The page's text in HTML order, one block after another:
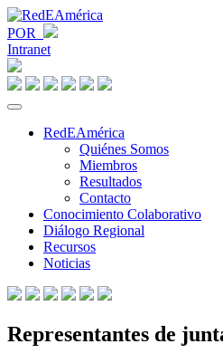
POR
Intranet
RedEAmérica
Quiénes Somos
Miembros
Resultados
Contacto
Conocimiento Colaborativo
Diálogo Regional
Recursos
Noticias
Representantes de